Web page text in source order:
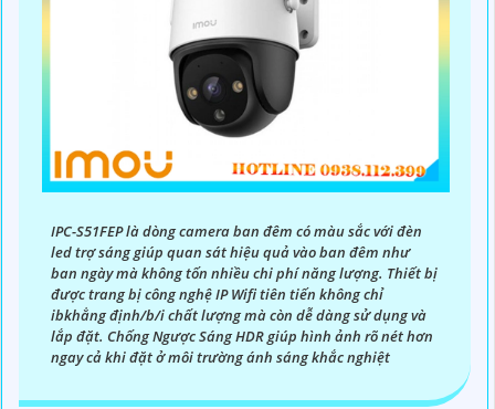
IPC-S51FEP là dòng camera ban đêm có màu sắc với đèn
led trợ sáng giúp quan sát hiệu quả vào ban đêm như
ban ngày mà không tốn nhiều chi phí năng lượng. Thiết bị
được trang bị công nghệ IP Wifi tiên tiến không chỉ
ibkhẳng định/b/i chất lượng mà còn dễ dàng sử dụng và
lắp đặt. Chống Ngược Sáng HDR giúp hình ảnh rõ nét hơn
ngay cả khi đặt ở môi trường ánh sáng khắc nghiệt